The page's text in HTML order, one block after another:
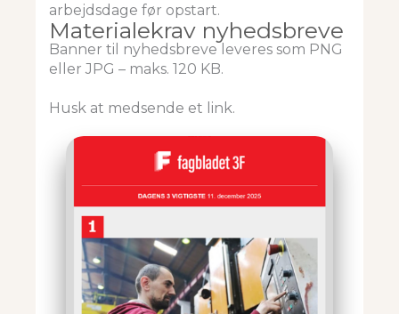
arbejdsdage før opstart.
Materialekrav nyhedsbreve
Banner til nyhedsbreve leveres som PNG
eller JPG – maks. 120 KB.
Husk at medsende et link.